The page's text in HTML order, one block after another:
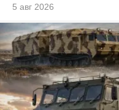
5 авг 2026